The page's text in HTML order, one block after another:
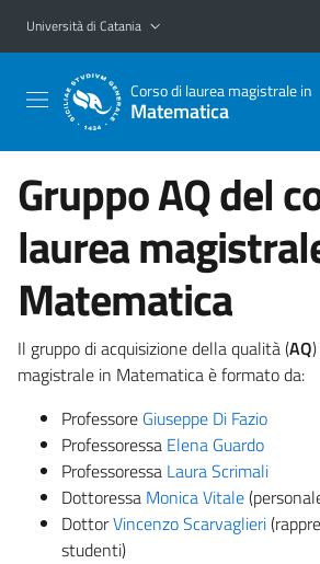
Vai al contenuto principale
Vai al menu di navigazione
Università di Catania
Corso di laurea magistrale in
Matematica
Gruppo AQ del
laurea
Matematica
Il gruppo di acquisizione della qualità (AQ
magistrale in Matematica è formato da:
Professore Giuseppe Di Fazio
Professoressa Elena Guardo
Professoressa Laura Scrimali
Dottoressa Monica Vitale
DottorVincenzo Scarvaglieri
studenti)